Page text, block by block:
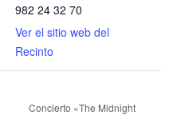
982 24 32 70
Ver el sitio web del
Recinto
Concierto «The Midnight